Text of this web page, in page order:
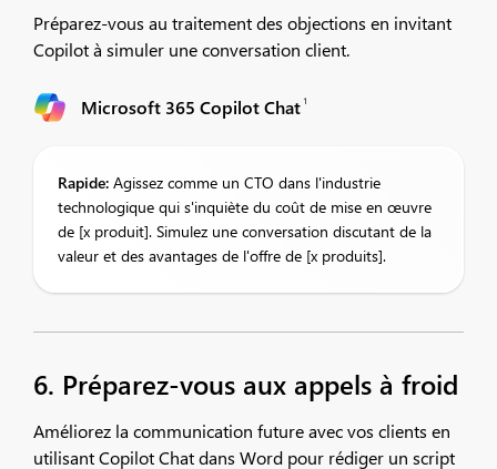
Préparez-vous au traitement des objections en invitant
Copilot à simuler une conversation client. ​
Microsoft 365 Copilot Chat 1
Rapide: Agissez comme un CTO dans l'industrie
technologique qui s'inquiète du coût de mise en œuvre
de [x produit]. Simulez une conversation discutant de la
valeur et des avantages de l'offre de [x produits].​
6. Préparez-vous aux appels à froid
Améliorez la communication future avec vos clients en
utilisant Copilot Chat dans Word pour rédiger un script